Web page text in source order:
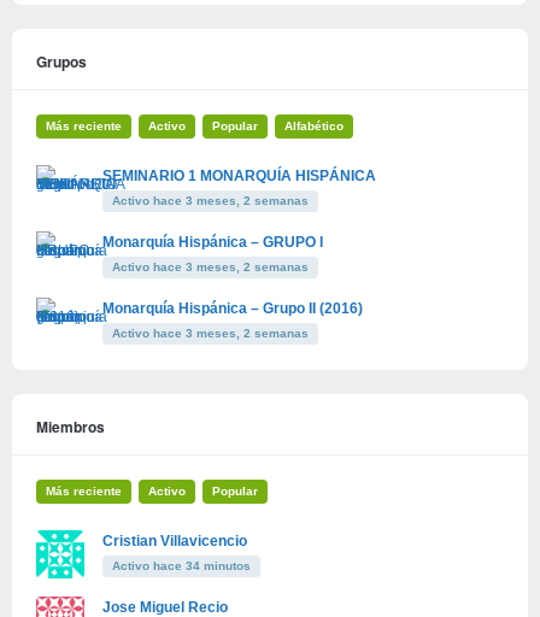
Grupos
Más reciente Activo Popular Alfabético
SEMINARIO 1 MONARQUÍA HISPÁNICA
Activo hace 3 meses, 2 semanas
Monarquía Hispánica – GRUPO I
Activo hace 3 meses, 2 semanas
Monarquía Hispánica – Grupo II (2016)
Activo hace 3 meses, 2 semanas
Miembros
Más reciente Activo Popular
Cristian Villavicencio
Activo hace 34 minutos
Jose Miguel Recio